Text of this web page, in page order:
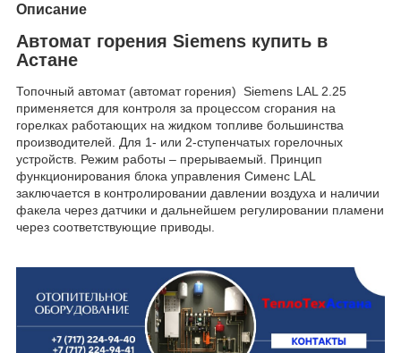
Описание
Автомат горения Siemens купить в
Астане
Топочный автомат (автомат горения) Siemens LAL 2.25
применяется для контроля за процессом сгорания на
горелках работающих на жидком топливе большинства
производителей. Для 1- или 2-ступенчатых горелочных
устройств. Режим работы – прерываемый. Принцип
функционирования блока управления Сименс LAL
заключается в контролировании давлении воздуха и наличии
факела через датчики и дальнейшем регулировании пламени
через соответствующие приводы.